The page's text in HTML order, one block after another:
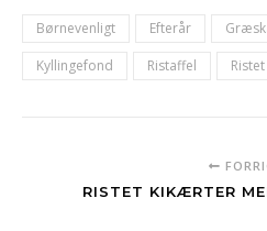
Børnevenligt Efterår
Kyllingefond
Ristaffel
RISTET KIKÆRTER